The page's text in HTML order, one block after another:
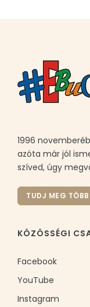
1996
azóta már jól
szíved, úgy
TUDJ MEG
KÖZÖSSÉGI
Facebook
YouTube
Instagram